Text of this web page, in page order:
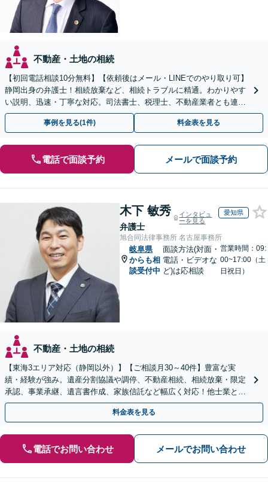
不動産・土地の相続
【初回電話相談10分無料】【依頼後はメール・LINEでのやり取り可】
静岡出身の弁護士！相続放棄など、相続トラブルに精通。わかりやす
い説明、迅速・丁寧な対応。司法書士、税理士、不動産業者とも連携
し、遺産相続をトータルサポート【完全個室相談】
事例を見る(1件) 料金表を見る
電話で面談予約 メールで面談予約
木下 敏秀
弁護士
インタビュ
ーを見る
愛知県
旭合同法律事務所 名古屋事務所
岐阜県
からも相
談受付中
面談方法(対面・
電話・ビデオな
ど)は応相談
営業時間：09:
00~17:00（土
日祝日）
不動産・土地の相続
【東海3エリア対応（静岡以外）】【ご相談月30～40件】豊富な実
績・経験が強み。遺産分割協議や調停、不動産相続、相続放棄・限定
承認、事業承継、遺言書作成、家族信託など幅広く対応！他士業と連
携して円滑な問題解決を目指します。【初回面談無料】
料金表を見る
電話でお問い合わせ メールでお問い合わせ